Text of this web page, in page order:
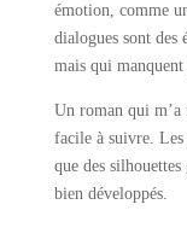
émotion, comme
dialogues sont des
mais qui
Un roman qui m’a
facile à suivre. Les
que des
bien développés.